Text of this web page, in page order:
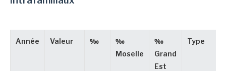
Année Valeur ‰
‰
Moselle
‰
Grand
Est
Type